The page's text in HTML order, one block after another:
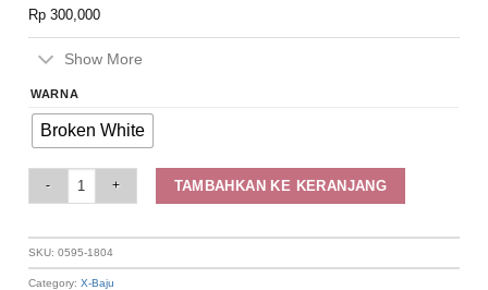
Rp 300,000
Show More
WARNA
Broken White
TAMBAHKAN KE KERANJANG
SKU:0595-1804
Category:X-Baju